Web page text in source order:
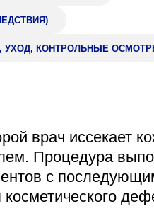
УХОД, КОНТРОЛЬНЫЕ
врач иссекает
Процедура
с